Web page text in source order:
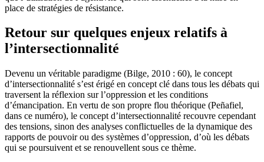
place de stratégies de résistance.
Retour sur quelques enjeux relatifs à
l’intersectionnalité
Devenu un véritable paradigme (Bilge, 2010 : 60), le concept
d’intersectionnalité s’est érigé en concept clé dans tous les débats qui
traversent la réflexion sur l’oppression et les conditions
d’émancipation. En vertu de son propre flou théorique (Peñafiel,
dans ce numéro), le concept d’intersectionnalité recouvre cependant
des tensions, sinon des analyses conflictuelles de la dynamique des
rapports de pouvoir ou des systèmes d’oppression, d’où les débats
qui se poursuivent et se renouvellent sous ce thème.